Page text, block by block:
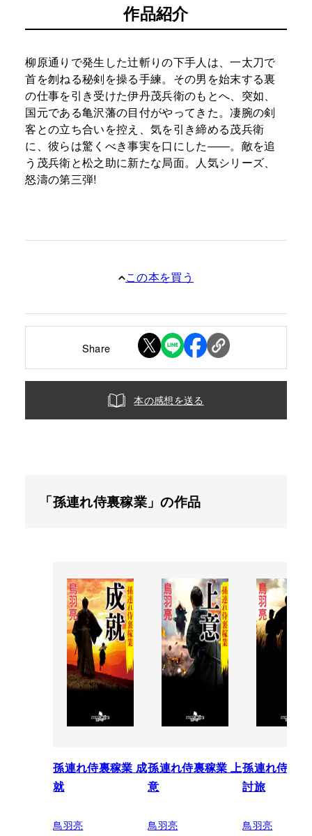
作品紹介
柳原通りで発生した辻斬りの下手人は、一太刀で
首を刎ねる秘剣を操る手練。その男を始末する裏
の仕事を引き受けた伊丹茂兵衛のもとへ、突如、
国元である亀沢藩の目付がやってきた。凄腕の剣
客との立ち合いを控え、気を引き締める茂兵衛
に、彼らは驚くべき事実を口にした――。敵を追
う茂兵衛と松之助に新たな局面。人気シリーズ、
怒濤の第三弾!
この本を買う
Share
本の感想を送る
「孫連れ侍裏稼業」の作品
孫連れ侍裏稼業 成
就
鳥羽亮
孫連れ侍裏稼業 上
意
鳥羽亮
孫連れ侍裏
討旅
鳥羽亮